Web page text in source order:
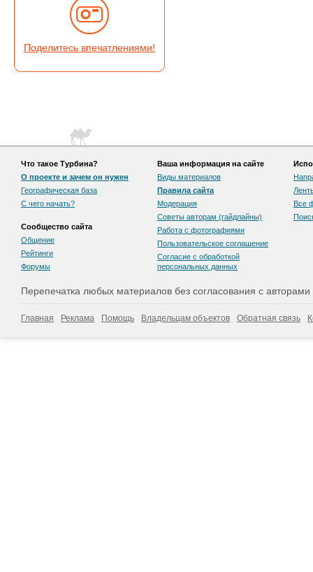
Поделитесь впечатлениями!
Что такое Турбина?
О проекте и зачем он нужен
Географическая база
С чего начать?
Сообщество сайта
Общение
Рейтинги
Форумы
Ваша информация на сайте
Виды материалов
Правила сайта
Модерация
Советы авторам (гайдлайны)
Работа с фотографиями
Пользовательскоe соглашение
Согласие с обработкой
персональных данных
Все
Перепечатка любых материалов без согласования с
Главная Реклама Помощь Владельцам объектов Обратная связь